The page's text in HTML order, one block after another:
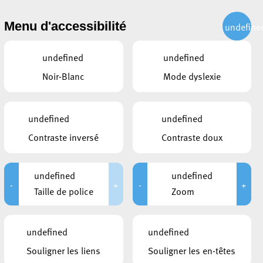
ACTUALITÉS PUBLICATIONS CONTACT
DOCUMENTS
Mosaique_printemps_2022
Menu d'accessibilité
undefined
Noir-Blanc
undefined
Mode dyslexie
undefined
Contraste inversé
undefined
Contraste doux
-
undefined
Taille de police
+ -
undefined
Zoom
+
undefined
Souligner les liens
undefined
Souligner les en-têtes